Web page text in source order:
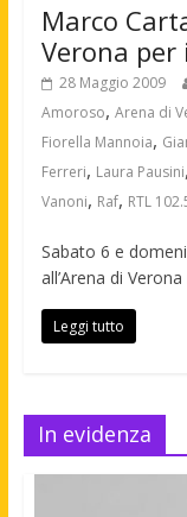
Marco
Verona per
28 Maggio 2009
Amoroso, Arena di
Fiorella Mannoia,
Ferreri, Laura Pausini,
Vanoni, Raf, RTL
Sabato 6 e
all’Arena di
Leggi tutto
In evidenza